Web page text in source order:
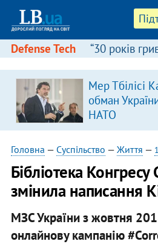
Defense Tech “30 років
Мер Тбілісі
обман
НАТО
Головна — Суспільство — Життя —
Бібліотека
змінила написання
МЗС України з жовтня
онлайнову кампанію